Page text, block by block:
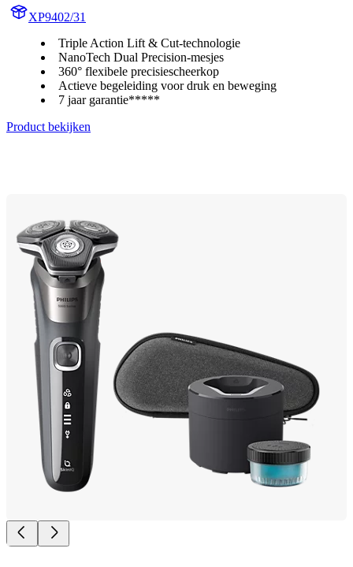
XP9402/31
Triple Action Lift & Cut-technologie
NanoTech Dual Precision-mesjes
360° flexibele precisiescheerkop
Actieve begeleiding voor druk en beweging
7 jaar garantie*****
Product bekijken